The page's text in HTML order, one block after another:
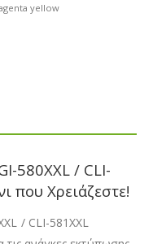
yellow
580XXL / CLI-
που Χρειάζεστε!
/ CLI-581XXL